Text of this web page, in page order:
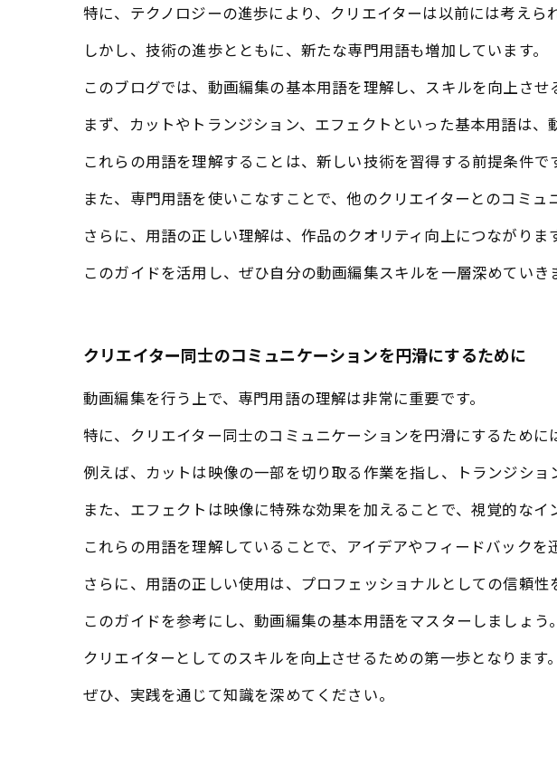
特に、テクノロジーの進歩により、クリエイターは以前には考え
しかし、技術の進歩とともに、新たな専門用語も増加しています。
このブログでは、動画編集の基本用語を理解し、スキルを向上させ
まず、カットやトランジション、エフェクトといった基本用語は、
これらの用語を理解することは、新しい技術を習得する前提条件で
また、専門用語を使いこなすことで、他のクリエイターとのコミ
さらに、用語の正しい理解は、作品のクオリティ向上につながりま
このガイドを活用し、ぜひ自分の動画編集スキルを一層深めていき
クリエイター同士のコミュニケーションを円滑にするために
動画編集を行う上で、専門用語の理解は非常に重要です。
特に、クリエイター同士のコミュニケーションを円滑にするために
例えば、カットは映像の一部を切り取る作業を指し、トランジショ
また、エフェクトは映像に特殊な効果を加えることで、視覚的なイ
これらの用語を理解していることで、アイデアやフィードバックを
さらに、用語の正しい使用は、プロフェッショナルとしての信頼性
このガイドを参考にし、動画編集の基本用語をマスターしましょう。
クリエイターとしてのスキルを向上させるための第一歩となります。
ぜひ、実践を通じて知識を深めてください。